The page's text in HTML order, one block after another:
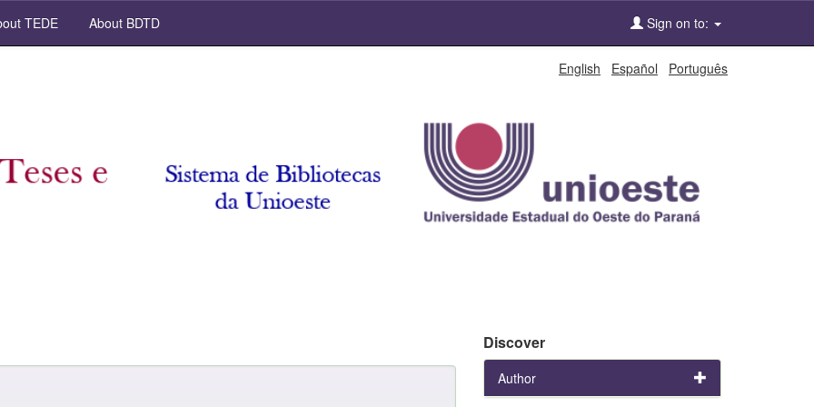
TEDE About BDTD Sign on to:
English Español Português
Discover
Author